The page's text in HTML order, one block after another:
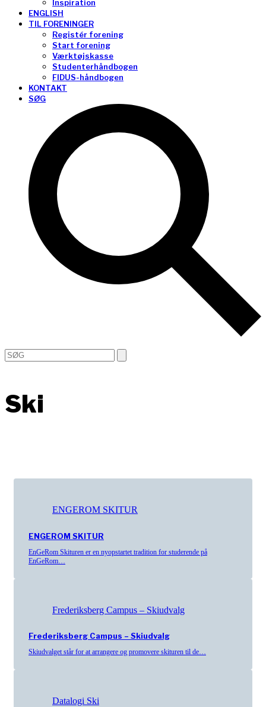
Inspiration
ENGLISH
TIL FORENINGER
Registér forening
Start forening
Værktøjskasse
Studenterhåndbogen
FIDUS-håndbogen
KONTAKT
SØG
Open
mobile
Close
mobile
Search
Ski
ENGEROM SKITUR
ENGEROM SKITUR
EnGeRom Skituren er en nyopstartet tradition for studerende på
EnGeRom…
Frederiksberg Campus – Skiudvalg
Frederiksberg Campus – Skiudvalg
Skiudvalget står for at arrangere og promovere skituren til de…
Datalogi Ski